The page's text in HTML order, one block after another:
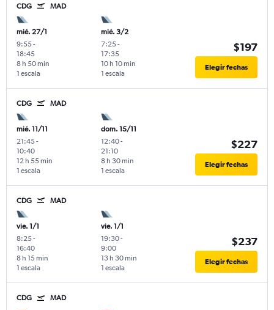
CDG MAD
mié. 27/1
9:55-
18:45
1 escala
8 h 50 min
mié. 3/2
7:25-
17:35
1 escala
10 h 10 min
$197
Elegir fechas
CDG MAD
mié. 11/11
21:45-
10:40
1 escala
12 h 55 min
dom. 15/11
12:40-
21:10
1 escala
8 h 30 min
$227
Elegir fechas
CDG MAD
vie. 1/1
8:25-
16:40
1 escala
8 h 15 min
vie. 1/1
19:30-
9:00
1 escala
13 h 30 min
$237
Elegir fechas
CDG MAD